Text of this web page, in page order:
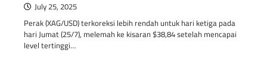
July 25, 2025
Perak (XAG/USD) terkoreksi lebih rendah untuk hari ketiga pada
hari Jumat (25/7), melemah ke kisaran $38,84 setelah mencapai
level tertinggi…